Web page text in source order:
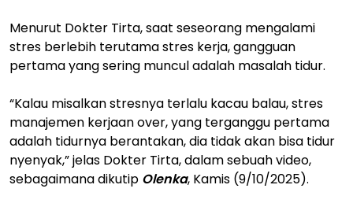
Menurut Dokter Tirta, saat seseorang mengalami
stres berlebih terutama stres kerja, gangguan
pertama yang sering muncul adalah masalah tidur.
“Kalau misalkan stresnya terlalu kacau balau, stres
manajemen kerjaan over, yang terganggu pertama
adalah tidurnya berantakan, dia tidak akan bisa tidur
nyenyak,” jelas Dokter Tirta, dalam sebuah video,
sebagaimana dikutip Olenka, Kamis (9/10/2025).